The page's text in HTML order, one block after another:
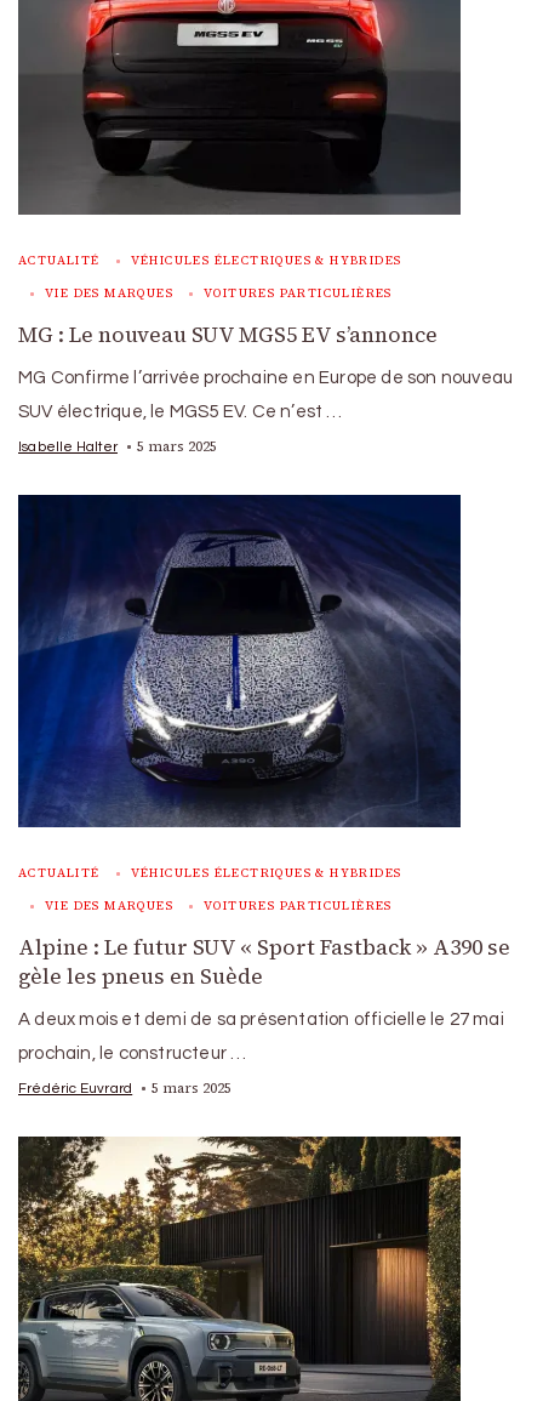
ACTUALITÉ VÉHICULES ÉLECTRIQUES & HYBRIDES
VIE DES MARQUES VOITURES PARTICULIÈRES
MG : Le nouveau SUV MGS5 EV s’annonce
MG Confirme l’arrivée prochaine en Europe de son nouveau
SUV électrique, le MGS5 EV. Ce n’est …
Isabelle Halter 5 mars 2025
ACTUALITÉ VÉHICULES ÉLECTRIQUES & HYBRIDES
VIE DES MARQUES VOITURES PARTICULIÈRES
Alpine : Le futur SUV « Sport Fastback » A390 se
gèle les pneus en Suède
A deux mois et demi de sa présentation officielle le 27 mai
prochain, le constructeur …
Frédéric Euvrard 5 mars 2025